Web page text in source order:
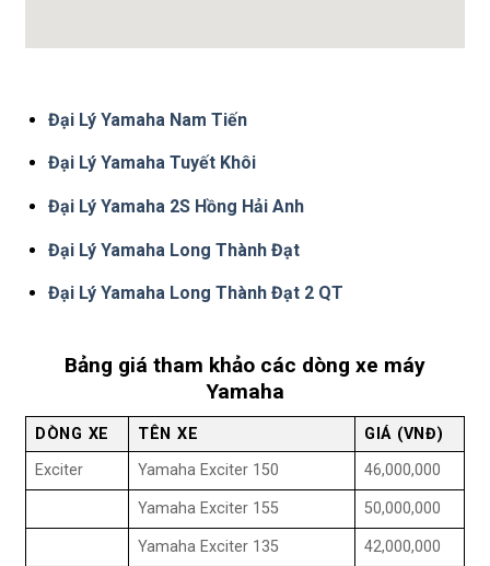
Đại Lý Yamaha Nam Tiến
Đại Lý Yamaha Tuyết Khôi
Đại Lý Yamaha 2S Hồng Hải Anh
Đại Lý Yamaha Long Thành Đạt
Đại Lý Yamaha Long Thành Đạt 2 QT
Bảng giá tham khảo các dòng xe máy
Yamaha
DÒNG XE TÊN XE
GIÁ (VNĐ)
Exciter
Yamaha Exciter 150 46,000,000
Yamaha Exciter 155 50,000,000
Yamaha Exciter 135 42,000,000